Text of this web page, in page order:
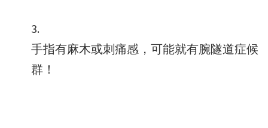
手指有麻木或刺痛感，可能就有腕隧道症候
群！